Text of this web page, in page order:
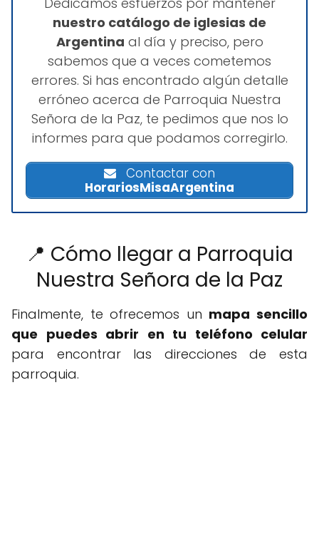
nuestro catálogo de iglesias de
Argentina al día y preciso, pero
sabemos que a veces cometemos
errores. Si has encontrado algún detalle
erróneo acerca de Parroquia Nuestra
Señora de la Paz, te pedimos que nos lo
informes para que podamos corregirlo.
Contactar con
HorariosMisaArgentina
📍 Cómo llegar a Parroquia
Nuestra Señora de la Paz
Finalmente, te ofrecemos un mapa sencillo
que puedes abrir en tu teléfono celular
para encontrar las direcciones de esta
parroquia.